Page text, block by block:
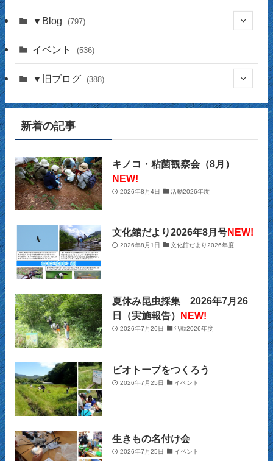
▼Blog (797)
(16)
(31)
(27)
(20)
(29)
(26)
(22)
(16)
(2)
(141)
(13)
(9)
(12)
(13)
(63)
(10)
(2)
イベント (536)
▼旧ブログ (388)
(14)
(18)
(14)
(15)
(21)
(22)
(32)
(39)
(39)
(153)
新着の記事
キノコ・粘菌観察会（8月）
NEW!
2026年8月4日 活動2026年度
文化館だより2026年8月号NEW!
2026年8月1日 文化館だより2026年度
夏休み昆虫採集 2026年7月26
日（実施報告） NEW!
2026年7月26日 活動2026年度
ビオトープをつくろう
2026年7月25日 イベント
生きもの名付け会
2026年7月25日 イベント